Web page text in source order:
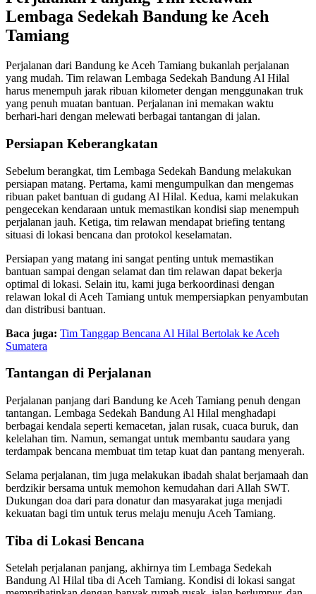
Lembaga Sedekah Bandung ke Aceh
Tamiang
Perjalanan dari Bandung ke Aceh Tamiang bukanlah perjalanan
yang mudah. Tim relawan Lembaga Sedekah Bandung Al Hilal
harus menempuh jarak ribuan kilometer dengan menggunakan truk
yang penuh muatan bantuan. Perjalanan ini memakan waktu
berhari-hari dengan melewati berbagai tantangan di jalan.
Persiapan Keberangkatan
Sebelum berangkat, tim Lembaga Sedekah Bandung melakukan
persiapan matang. Pertama, kami mengumpulkan dan mengemas
ribuan paket bantuan di gudang Al Hilal. Kedua, kami melakukan
pengecekan kendaraan untuk memastikan kondisi siap menempuh
perjalanan jauh. Ketiga, tim relawan mendapat briefing tentang
situasi di lokasi bencana dan protokol keselamatan.
Persiapan yang matang ini sangat penting untuk memastikan
bantuan sampai dengan selamat dan tim relawan dapat bekerja
optimal di lokasi. Selain itu, kami juga berkoordinasi dengan
relawan lokal di Aceh Tamiang untuk mempersiapkan penyambutan
dan distribusi bantuan.
Baca juga: Tim Tanggap Bencana Al Hilal Bertolak ke Aceh
Sumatera
Tantangan di Perjalanan
Perjalanan panjang dari Bandung ke Aceh Tamiang penuh dengan
tantangan. Lembaga Sedekah Bandung Al Hilal menghadapi
berbagai kendala seperti kemacetan, jalan rusak, cuaca buruk, dan
kelelahan tim. Namun, semangat untuk membantu saudara yang
terdampak bencana membuat tim tetap kuat dan pantang menyerah.
Selama perjalanan, tim juga melakukan ibadah shalat berjamaah dan
berdzikir bersama untuk memohon kemudahan dari Allah SWT.
Dukungan doa dari para donatur dan masyarakat juga menjadi
kekuatan bagi tim untuk terus melaju menuju Aceh Tamiang.
Tiba di Lokasi Bencana
Setelah perjalanan panjang, akhirnya tim Lembaga Sedekah
Bandung Al Hilal tiba di Aceh Tamiang. Kondisi di lokasi sangat